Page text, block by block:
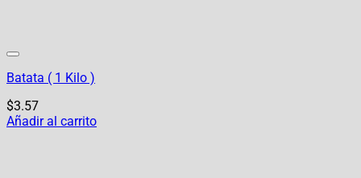
Batata ( 1 Kilo )
$3.57
Añadir al carrito